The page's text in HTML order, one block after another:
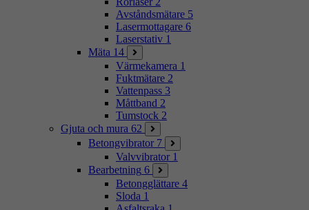
Avståndsmätare 5
Lasermottagare 6
Laserstativ 1
Mäta 14
Värmekamera 1
Fuktmätare 2
Vattenpass 3
Måttband 2
Tumstock 2
Gjuta och mura 62
Betongvibrator 7
Valvvibrator 1
Bearbetning 6
Betongglättare 4
Sloda 1